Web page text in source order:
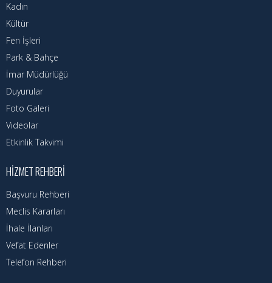
Kadın
Kültür
Fen İşleri
Park & Bahçe
İmar Müdürlüğü
Duyurular
Foto Galeri
Videolar
Etkinlik Takvimi
HIZMET REHBERI
Başvuru Rehberi
Meclis Kararları
İhale İlanları
Vefat Edenler
Telefon Rehberi